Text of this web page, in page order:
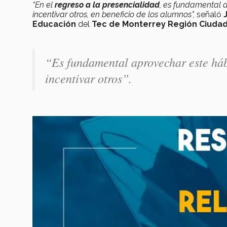
“En el regreso a la presencialidad, es fundamental
incentivar otros, en beneficio de los alumnos”, señaló
Educación del Tec de Monterrey Región Ciudad
“Es fundamental aprovechar este
incentivar otros”.